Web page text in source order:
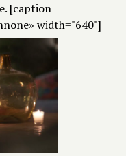
[caption
width="640"]